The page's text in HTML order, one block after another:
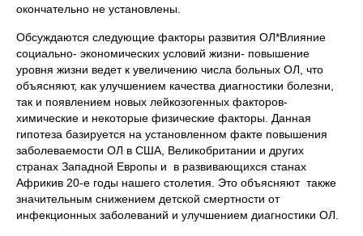
окончательно не установлены.
Обсуждаются следующие факторы развития ОЛ*Влияние
социально- экономических условий жизни- повышение
уровня жизни ведет к увеличению числа больных ОЛ, что
объясняют, как улучшением качества диагностики болезни,
так и появлением новых лейкозогенных факторов-
химические и некоторые физические факторы. Данная
гипотеза базируется на установленном факте повышения
заболеваемости ОЛ в США, Великобритании и других
странах Западной Европы и в развивающихся станах
Африкив 20-е годы нашего столетия. Это объясняют также
значительным снижением детской смертности от
инфекционных заболеваний и улучшением диагностики ОЛ.